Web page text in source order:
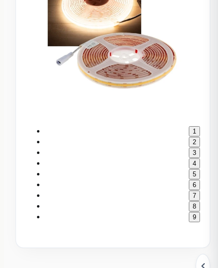
1
2
3
4
5
6
7
8
9